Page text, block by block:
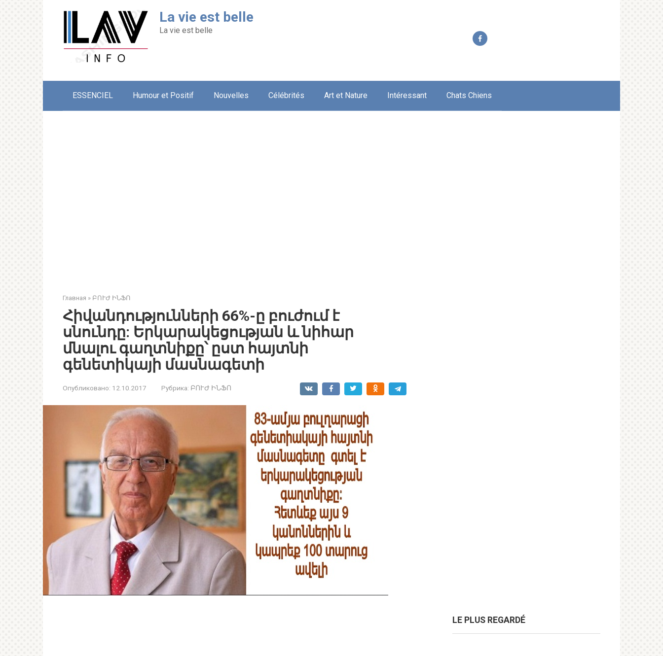
La vie est belle
La vie est belle
ESSENCIEL Humour et Positif Nouvelles Célébrités Art et Nature Intéressant Chats Chiens
Главная » ԲՈՒԺ ԻՆՖՈ
Հիվանդությունների 66%-ը բուժում է
սնունդը: Երկարակեցության և նիհար
մնալու գաղտնիքը՝ ըստ հայտնի
գենետիկայի մասնագետի
Опубликовано: 12.10.2017 Рубрика: ԲՈՒԺ ԻՆՖՈ
LE PLUS REGARDÉ